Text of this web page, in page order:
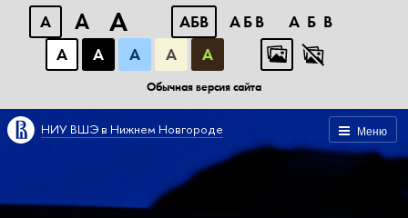
A A A АБВ АБВ
АБВ
А
А А А А
Обычная версия сайта
Меню
НИУ ВШЭ в Нижнем Новгороде